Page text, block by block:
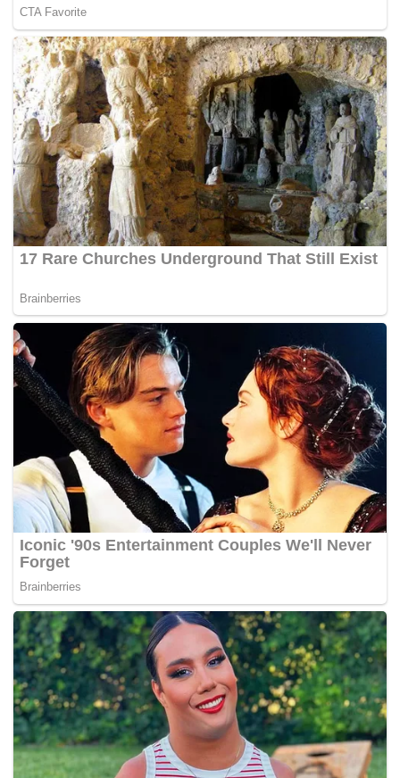
sudah berubah. Tidak ada yang berubah rupanya…
dan bukan mudah merubah kebiasaan hidup silam
seseorang? Tapi aku masih memberi seluruh
kepercayaan aku kepada kau sehingga aku
menghadam kekecewaan aku satu ketika dulu demi
untuk memaafkan kau kerana aku terlalu menghargai
kau sebagai sahabatku.
“Tetapi sahabat! Ucapan maaf bukan hanya sekadar
kata-kata.. ianya ungkapan yg harus diselarikan dgn
tidak lagi mengulangi kesilapan itu. TETAPI harini kau
bukan sahaja mengulangi kesilapan itu tetapi kau telah
“#fakefriends #becareful@zahidarafik maafkanme
baby
tak dengar nasihat
dari awal. Korang
pernah tak ada kawan jenis macamni? Apa korang
akan buat?”tulisnya panjang lebar.
Menerusi ruangan komen, terdapat pengikutnya membuat
telahan sendiri membayangkan ia seperti ditujukan kepada
Erra Fazira.
Lebih mengejutkan, kedua-kedua mereka tidak lagi
mengikuti masing-masing di Instagram sedangkan
diketahui mempunyai hubungan erat dan akrab. –